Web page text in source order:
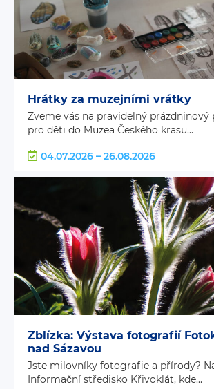
Hrátky za muzejními vrátky
Zveme vás na pravidelný prázdninový
pro děti do Muzea Českého krasu...
04.07.2026 – 26.08.2026
Zblízka: Výstava fotografií
nad Sázavou
Jste milovníky fotografie a přírody?
Informační středisko Křivoklát, kde...